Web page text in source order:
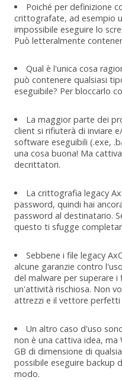
Poiché per definizione
crittografate, ad esempio
impossibile eseguire lo
Può letteralmente
Qual è l'unica cosa
può contenere qualsiasi
eseguibile? Per bloccarlo
La maggior parte dei
client si rifiuterà di inviare
software eseguibili (.exe,
una cosa buona! Ma
decrittatori.
La crittografia legacy
password, quindi hai
password al destinatario.
questo ti sfugge
Sebbene i file legacy
alcune garanzie contro
del malware per superare
un'attività rischiosa. Non
attrezzi e il vettore perfetti
Un altro caso d'uso
non è una cattiva idea, ma
GB di dimensione di
possibile eseguire backup
modo.